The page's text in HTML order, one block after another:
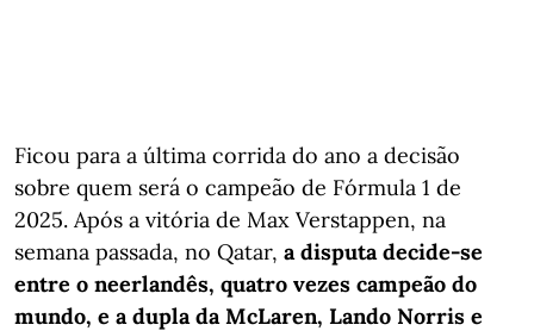
Ficou para a última corrida do ano a decisão
sobre quem será o campeão de Fórmula 1 de
2025. Após a vitória de Max Verstappen, na
semana passada, no Qatar, a disputa decide-se
entre o neerlandês, quatro vezes campeão do
mundo, e a dupla da McLaren, Lando Norris e